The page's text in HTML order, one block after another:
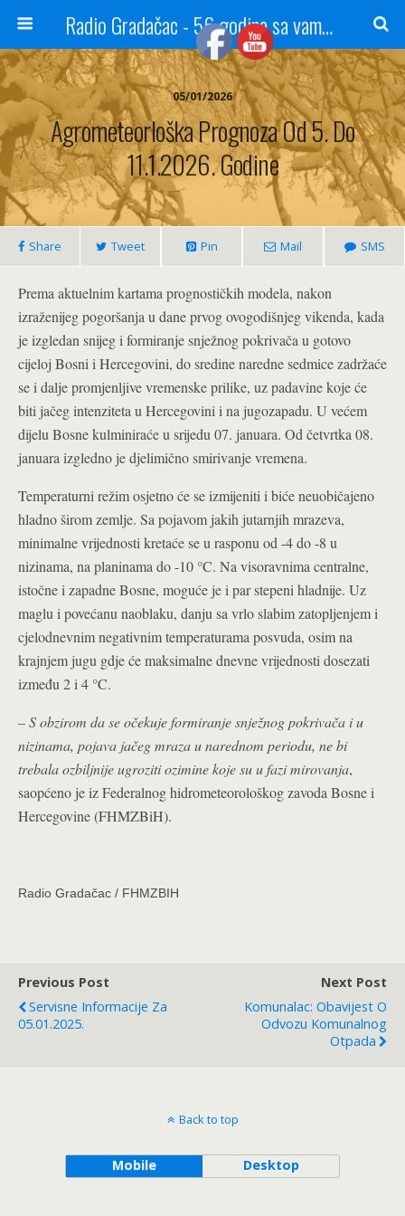
Radio Gradačac - 56 godina sa vama...
05/01/2026
Agrometeorloška Prognoza Od 5. Do
11.1.2026. Godine
Share Tweet Pin Mail SMS
Prema aktuelnim kartama prognostičkih modela, nakon
izraženijeg pogoršanja u dane prvog ovogodišnjeg vikenda, kada
je izgledan snijeg i formiranje snježnog pokrivača u gotovo
cijeloj Bosni i Hercegovini, do sredine naredne sedmice zadržaće
se i dalje promjenljive vremenske prilike, uz padavine koje će
biti jačeg intenziteta u Hercegovini i na jugozapadu. U većem
dijelu Bosne kulminiraće u srijedu 07. januara. Od četvrtka 08.
januara izgledno je djelimično smirivanje vremena.
Temperaturni režim osjetno će se izmijeniti i biće neuobičajeno
hladno širom zemlje. Sa pojavom jakih jutarnjih mrazeva,
minimalne vrijednosti kretaće se u rasponu od -4 do -8 u
nizinama, na planinama do -10 °C. Na visoravnima centralne,
istočne i zapadne Bosne, moguće je i par stepeni hladnije. Uz
maglu i povećanu naoblaku, danju sa vrlo slabim zatopljenjem i
cjelodnevnim negativnim temperaturama posvuda, osim na
krajnjem jugu gdje će maksimalne dnevne vrijednosti dosezati
između 2 i 4 °C.
–S obzirom da se očekuje formiranje snježnog pokrivača i u
nizinama, pojava jačeg mraza u narednom periodu, ne bi
trebala ozbiljnije ugroziti ozimine koje su u fazi mirovanja,
saopćeno je iz Federalnog hidrometeorološkog zavoda Bosne i
Hercegovine (FHMZBiH).
Radio Gradačac / FHMZBIH
Previous Post
Servisne Informacije Za
05.01.2025.
Next Post
Komunalac: Obavijest O
Odvozu Komunalnog
Otpada
Back to top
Mobile Desktop